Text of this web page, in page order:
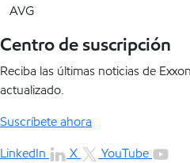
AVG
Centro de suscripción
Reciba las últimas noticias de
actualizado.
Suscríbete ahora
LinkedIn
X YouTube